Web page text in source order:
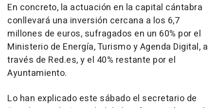
En concreto, la actuación en la capital cántabra
conllevará una inversión cercana a los 6,7
millones de euros, sufragados en un 60% por el
Ministerio de Energía, Turismo y Agenda Digital, a
través de Red.es, y el 40% restante por el
Ayuntamiento.
Lo han explicado este sábado el secretario de